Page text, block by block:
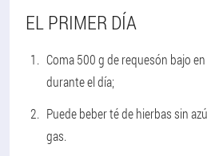
EL PRIMER DÍA
Coma 500 g de requesón bajo
durante el día;
Puede beber té de hierbas sin
gas.